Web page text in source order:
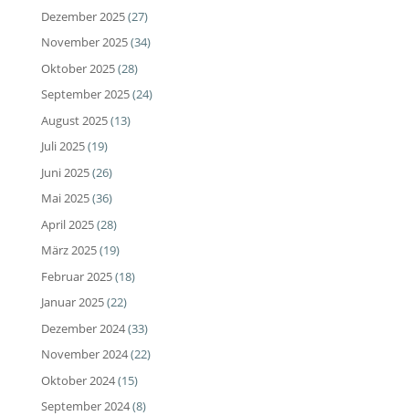
Dezember 2025(27)
November 2025(34)
Oktober 2025(28)
September 2025(24)
August 2025(13)
Juli 2025(19)
Juni 2025(26)
Mai 2025(36)
April 2025(28)
März 2025(19)
Februar 2025(18)
Januar 2025(22)
Dezember 2024(33)
November 2024(22)
Oktober 2024(15)
September 2024(8)